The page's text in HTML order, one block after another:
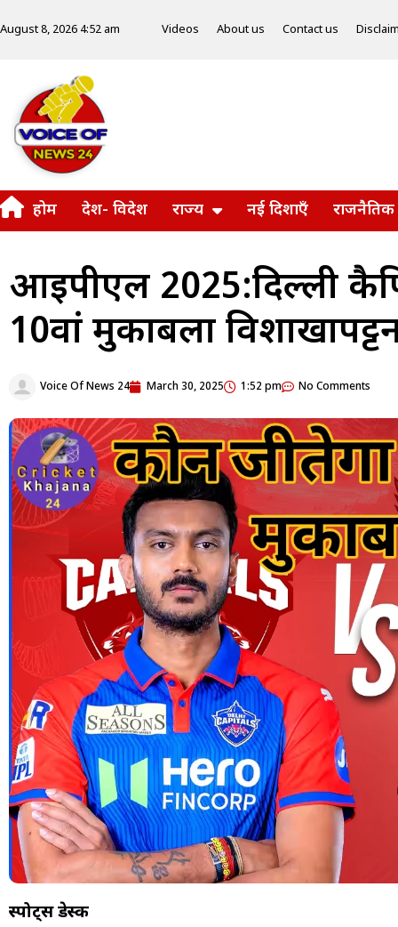
August 8, 2026 4:52 am Videos About us Contact us
होम देश- विदेश राज्य नई दिशाएँ राजनैतिक
आईपीएल 2025:दिल्ली
10वां मुकाबला
Voice Of News 24 March 30, 2025 1:52 pm No Comments
स्पोर्ट्स डेस्क